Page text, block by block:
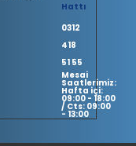
Hattı
0312
418
51 55
Mesai
Saatlerimiz:
Hafta içi:
09:00 - 18:00
/ Cts: 09:00
- 13:00